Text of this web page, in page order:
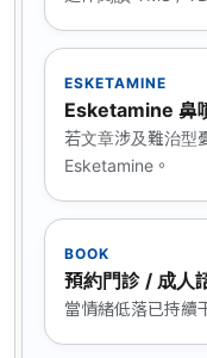
ESKETAMINE
Esketamine 鼻
若文章涉及難治型
Esketamine。
BOOK
預約門診 / 成人
當情緒低落已持續